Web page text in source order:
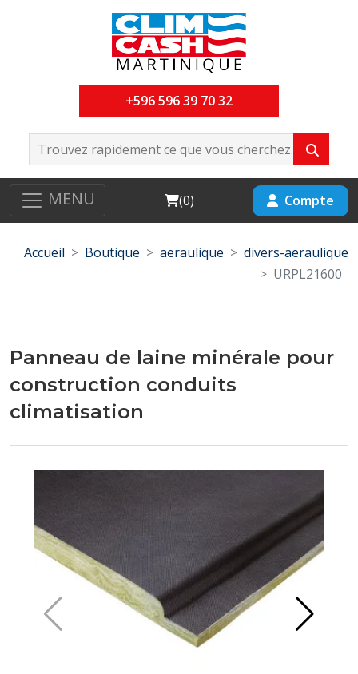
+596 596 39 70 32
MENU Cart
(0) Compte
Accueil Boutique aeraulique
divers-aeraulique
URPL21600
Panneau de laine minérale pour
construction conduits
climatisation